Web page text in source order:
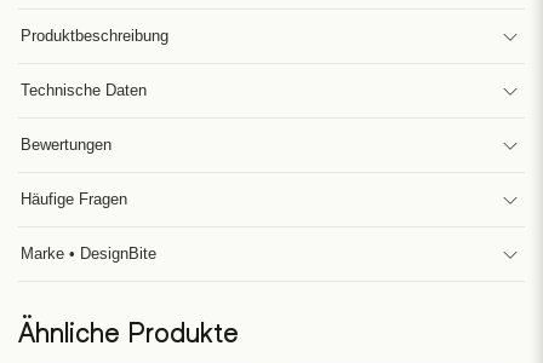
Produktbeschreibung
Technische Daten
Bewertungen
Häufige Fragen
Marke • DesignBite
Ähnliche Produkte